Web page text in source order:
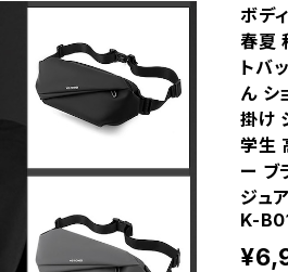
ボデ
春夏
トバ
ん シ
掛け
学生
ー ブ
ジュ
K-